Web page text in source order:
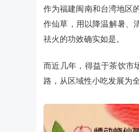
作为福建闽南和台湾地区
作仙草，用以降温解暑、
祛火的功效确实如是。
而近几年，得益于茶饮市
路，从区域性小吃发展为